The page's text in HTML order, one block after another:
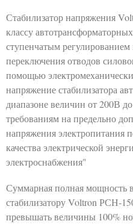
Стабилизатор напряжения
классу
ступенчатым
переключения отводов
помощью
напряжение стабилизатора
диапазоне величин от 200В
требованиям на предельно
напряжения
качества электрической
электроснабжения"
Суммарная полная мощность
стабилизатору Voltron РСН-
превышать величины 100%